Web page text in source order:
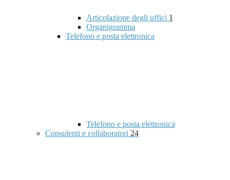
Articolazione degli uffici 1
Organigramma
Telefono e posta elettronica
Telefono e posta elettronica
Consulenti e collaboratori 24